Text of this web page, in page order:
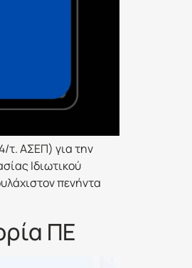
τ. ΑΣΕΠ) για την
Ιδιωτικού
πενήντα
ΠΕ